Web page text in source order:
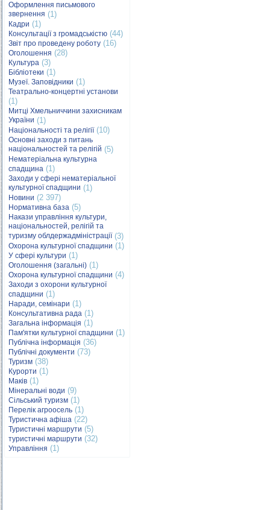
Оформлення письмового
звернення (1)
Кадри (1)
Консультації з громадськістю (44)
Звіт про проведену роботу (16)
Оголошення (28)
Культура (3)
Бібліотеки (1)
Музеї. Заповідники (1)
Театрально-концертні установи
(1)
Митці Хмельниччини захисникам
України (1)
Національності та релігії(10)
Основні заходи з питань
національностей та релігій (5)
Нематеріальна культурна
спадщина (1)
Заходи у сфері нематеріальної
культурної спадщини (1)
Новини (2 397)
Нормативна база (5)
Накази управління культури,
національностей, релігій та
туризму облдержадміністрації(3)
Охорона культурної спадщини (1)
У сфері культури (1)
Оголошення (загальні) (1)
Охорона культурної спадщини (4)
Заходи з охорони культурної
спадщини (1)
Наради, семінари (1)
Консультативна рада (1)
Загальна інформація (1)
Пам'ятки культурної спадщини (1)
Публічна інформація (36)
Публічні документи (73)
Туризм (38)
Курорти (1)
Маків (1)
Мінеральні води (9)
Сільський туризм (1)
Перелік агроосель (1)
Туристична афіша (22)
Туристичні маршрути (5)
туристичні маршрути (32)
Управління (1)